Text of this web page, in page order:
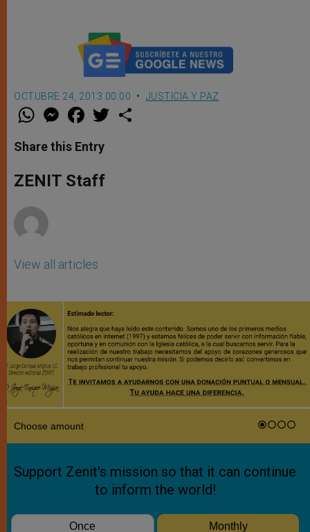
OCTUBRE 24, 2013 00:00 JUSTICIA Y PAZ
W
t
s
p
p
M
e
s
e
g
e
F
a
e
b
o
k
w
Share this Entry
ZENIT Staff
View all articles